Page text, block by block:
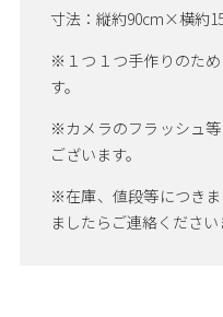
寸法：縦約90cm×横約
※１つ１つ手作りのた
す。
※カメラのフラッシュ
ございます。
※在庫、値段等につき
ましたらご連絡ください